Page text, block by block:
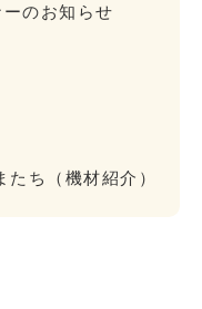
のお知らせ
ち（機材紹介）